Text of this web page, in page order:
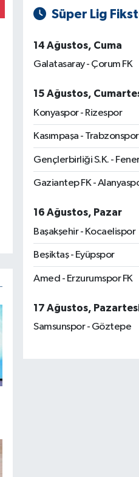
Süper Lig
14 Ağustos, Cuma
Galatasaray - Çorum FK
15 Ağustos,
Konyaspor - Rizespor
Kasımpaşa - Trabzonspor
Gençlerbirliği S.K. -
Gaziantep FK -
16 Ağustos, Pazar
Başakşehir - Kocaelispor
Beşiktaş - Eyüpspor
Amed - Erzurumspor FK
17 Ağustos,
Samsunspor - Göztepe